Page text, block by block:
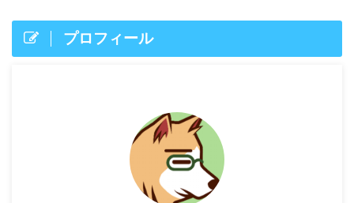
プロフィール